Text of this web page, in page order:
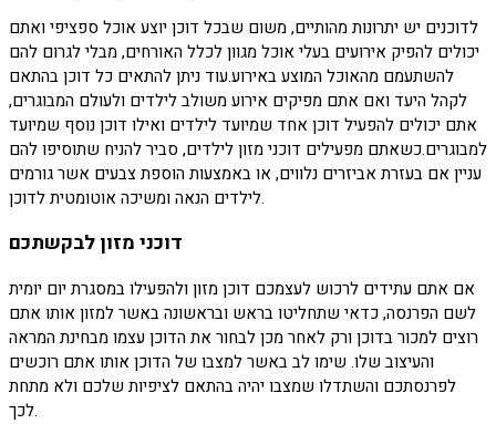
לדוכנים יש יתרונות מהותיים, משום שבכל דוכן יוצע אוכל ספציפי ואתם
יכולים להפיק אירועים בעלי אוכל מגוון לכלל האורחים, מבלי לגרום להם
להשתעמם מהאוכל המוצע באירוע.עוד ניתן להתאים כל דוכן בהתאם
לקהל היעד ואם אתם מפיקים אירוע משולב לילדים ולעולם המבוגרים,
אתם יכולים להפעיל דוכן אחד שמיועד לילדים ואילו דוכן נוסף שמיועד
למבוגרים.כשאתם מפעילים דוכני מזון לילדים, סביר להניח שתוסיפו להם
עניין אם בעזרת אביזרים נלווים, או באמצעות הוספת צבעים אשר גורמים
לילדים הנאה ומשיכה אוטומטית לדוכן.
דוכני מזון לבקשתכם
אם אתם עתידים לרכוש לעצמכם דוכן מזון ולהפעילו במסגרת יום יומית
לשם הפרנסה, כדאי שתחליטו בראש ובראשונה באשר למזון אותו אתם
רוצים למכור בדוכן ורק לאחר מכן לבחור את הדוכן עצמו מבחינת המראה
והעיצוב שלו. שימו לב באשר למצבו של הדוכן אותו אתם רוכשים
לפרנסתכם והשתדלו שמצבו יהיה בהתאם לציפיות שלכם ולא מתחת
לכך.